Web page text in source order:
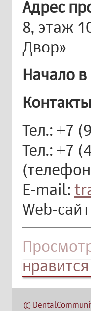
Адрес
8, этаж
Двор»
Начало
Тел.: +7
Тел.: +7
E-mail:
Web-
©